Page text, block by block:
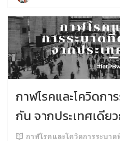
กาฬโรคและโควิดกา
กัน จากประเทศเดีย
กาฬโรคและโควิดการระบา